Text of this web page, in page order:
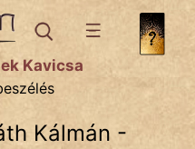
Kavicsa
Kálmán -